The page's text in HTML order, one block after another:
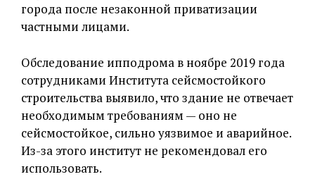
города после незаконной приватизации
частными лицами.
Обследование ипподрома в ноябре 2019 года
сотрудниками Института сейсмостойкого
строительства выявило, что здание не отвечает
необходимым требованиям — оно не
сейсмостойкое, сильно уязвимое и аварийное.
Из-за этого институт не рекомендовал его
использовать.